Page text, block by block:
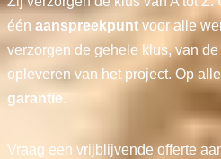
één aanspreekpuntvoor alle
verzorgen de gehele klus, van
opleveren van het project. Op
garantie.
Vraag een vrijblijvende offerte